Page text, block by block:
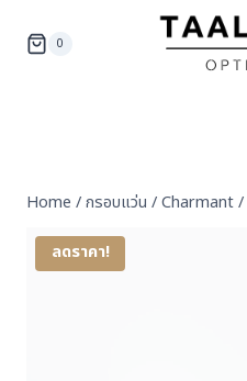
0
Home /กรอบแว่น /Charmant/
ลดราคา!